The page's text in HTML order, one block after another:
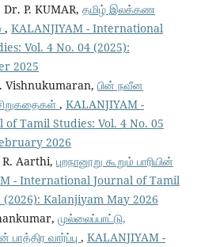
Dr. P. KUMAR, தமிழ் இலக்கண
, KALANJIYAM - International
Vol. 4 No. 04 (2025):
2025
Vishnukumaran, பின் நவீன
, KALANJIYAM -
Tamil Studies: Vol. 4 No. 05
2026
Aarthi, புறநானூறு கூறும் பாரியின்
- International Journal of Tamil
(2026): Kalanjiyam May 2026
முல்லைப்பாட்டு,
பாத்திர வார்ப்பு , KALANJIYAM -